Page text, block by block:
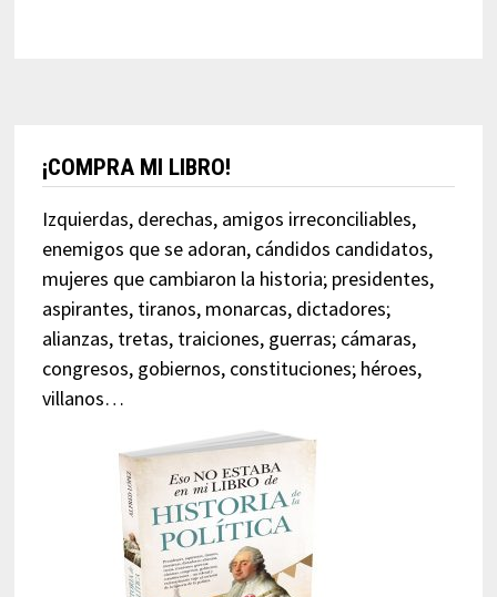
¡COMPRA MI LIBRO!
Izquierdas, derechas, amigos irreconciliables,
enemigos que se adoran, cándidos candidatos,
mujeres que cambiaron la historia; presidentes,
aspirantes, tiranos, monarcas, dictadores;
alianzas, tretas, traiciones, guerras; cámaras,
congresos, gobiernos, constituciones; héroes,
villanos…